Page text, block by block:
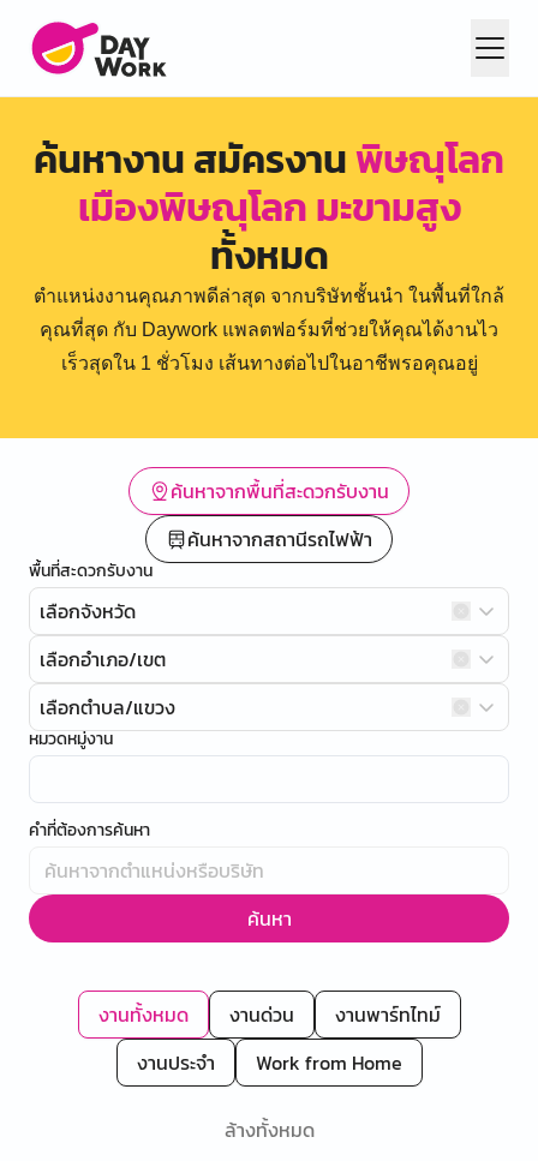
ค้นหางาน สมัครงานพิษณุโลก
เมืองพิษณุโลก มะขามสูง
ทั้งหมด
ตำแหน่งงานคุณภาพดีล่าสุด จากบริษัทชั้นนำ ในพื้นที่ใกล้
คุณที่สุด กับ Daywork แพลตฟอร์มที่ช่วยให้คุณได้งานไว
เร็วสุดใน 1 ชั่วโมง เส้นทางต่อไปในอาชีพรอคุณอยู่
ค้นหาจากพื้นที่สะดวกรับงาน
ค้นหาจากสถานีรถไฟฟ้า
พื้นที่สะดวกรับงาน
เลือกจังหวัด
เลือกอำเภอ/เขต
เลือกตำบล/แขวง
หมวดหมู่งาน
คำที่ต้องการค้นหา
ค้นหา
งานทั้งหมด งานด่วน
งานพาร์ทไทม์
งานประจำ
Work from Home
ล้างทั้งหมด